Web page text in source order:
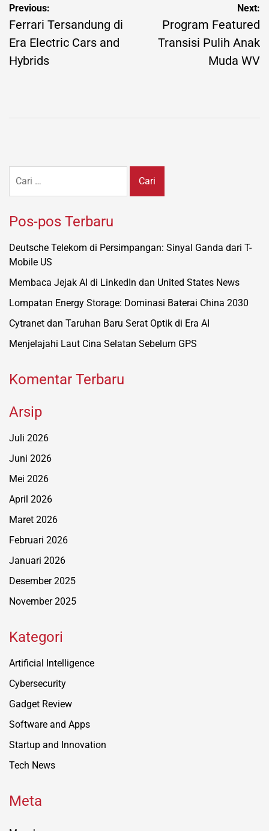
Navigasi
pos
Previous:
Ferrari Tersandung di
Era Electric Cars and
Hybrids
Next:
Program Featured
Transisi Pulih Anak
Muda WV
untuk:
Pos-pos Terbaru
Deutsche Telekom di Persimpangan: Sinyal Ganda dari T-
Mobile US
Membaca Jejak AI di LinkedIn dan United States News
Lompatan Energy Storage: Dominasi Baterai China 2030
Cytranet dan Taruhan Baru Serat Optik di Era AI
Menjelajahi Laut Cina Selatan Sebelum GPS
Komentar Terbaru
Arsip
Juli 2026
Juni 2026
Mei 2026
April 2026
Maret 2026
Februari 2026
Januari 2026
Desember 2025
November 2025
Kategori
Artificial Intelligence
Cybersecurity
Gadget Review
Software and Apps
Startup and Innovation
Tech News
Meta